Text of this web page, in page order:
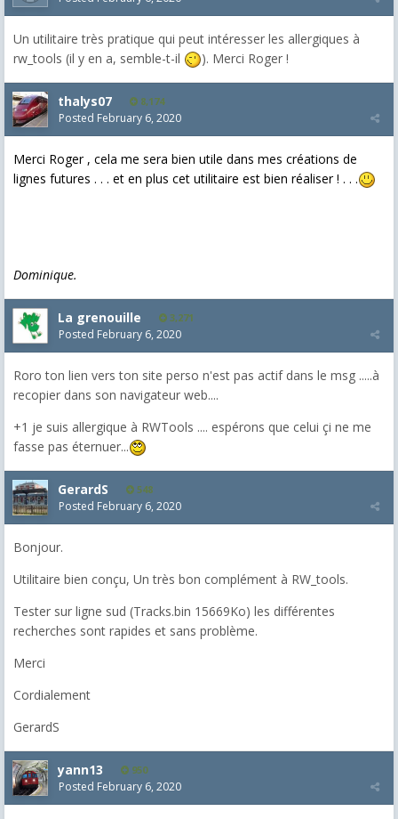
Un utilitaire très pratique qui peut intéresser les allergiques à
rw_tools (il y en a, semble-t-il
). Merci Roger !
thalys07 8,174
Posted February 6, 2020
Merci Roger , cela me sera bien utile dans mes créations de
lignes futures . . . et en plus cet utilitaire est bien réaliser ! . . .
Dominique.
La grenouille 3,271
Posted February 6, 2020
Roro ton lien vers ton site perso n'est pas actif dans le msg .....à
recopier dans son navigateur web....
+1 je suis allergique à RWTools .... espérons que celui çi ne me
fasse pas éternuer...
GerardS 548
Posted February 6, 2020
Bonjour.
Utilitaire bien conçu, Un très bon complément à RW_tools.
Tester sur ligne sud (Tracks.bin 15669Ko) les différentes
recherches sont rapides et sans problème.
Merci
Cordialement
GerardS
yann13 950
Posted February 6, 2020